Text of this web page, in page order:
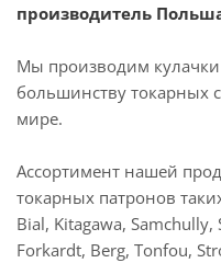
производитель
Мы производим
большинству токарных
мире.
Ассортимент нашей
токарных патронов
Bial, Kitagawa, Samchully,
Forkardt, Berg, Tonfou,